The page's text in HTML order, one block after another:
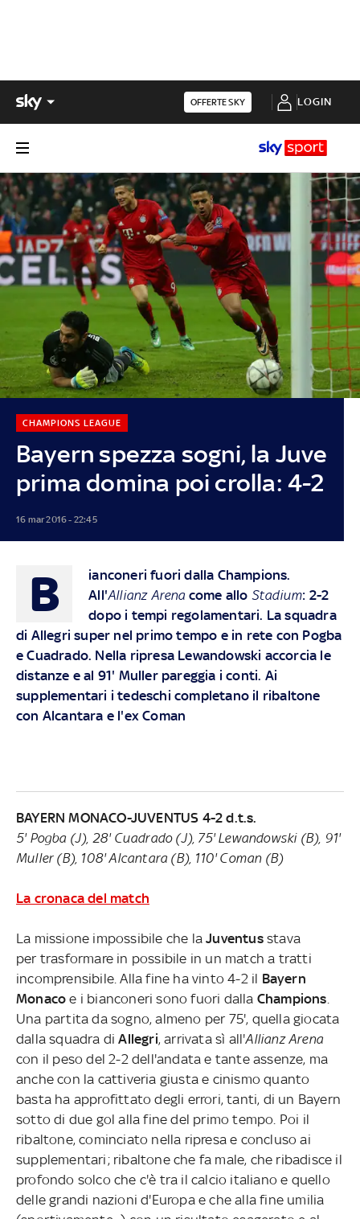
OFFERTE SKY LOGIN
Bayern spezza sogni, la Juve
prima domina poi crolla: 4-2
CHAMPIONS LEAGUE
16 mar 2016 - 22:45
B ianconeri fuori dalla Champions.
All'Allianz Arena come allo Stadium: 2-2
dopo i tempi regolamentari. La squadra
di Allegri super nel primo tempo e in rete con Pogba
e Cuadrado. Nella ripresa Lewandowski accorcia le
distanze e al 91' Muller pareggia i conti. Ai
supplementari i tedeschi completano il ribaltone
con Alcantara e l'ex Coman
BAYERN MONACO-JUVENTUS 4-2 d.t.s.
5' Pogba (J), 28' Cuadrado (J), 75' Lewandowski (B), 91'
Muller (B), 108' Alcantara (B), 110' Coman (B)
La cronaca del match
La missione impossibile che laJuventus stava
per trasformare in possibile in un match a tratti
incomprensibile. Alla fine ha vinto 4-2 il Bayern
Monaco e i bianconeri sono fuori dalla Champions
Una partita da sogno, almeno per 75', quella giocata
dalla squadra diAllegri, arrivata sì all'Allianz Arena
con il peso del 2-2 dell'andata e tante assenze, ma
anche con la cattiveria giusta e cinismo quanto
basta ha approfittato degli errori, tanti, di un Bayern
sotto di due gol alla fine del primo tempo. Poi il
ribaltone, cominciato nella ripresa e concluso ai
supplementari; ribaltone che fa male, che ribadisce il
profondo solco che c'è tra il calcio italiano e quello
delle grandi nazioni d'Europa e che alla fine umilia